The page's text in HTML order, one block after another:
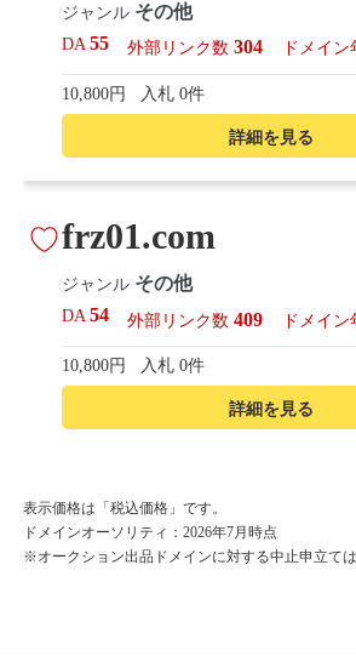
詳細を見る
ジャンル その他
DA55 外部リンク数 304 ドメイン
10,800円 入札 0件
詳細を見る
frz01.com
ジャンル その他
DA54 外部リンク数 409 ドメイン
10,800円 入札 0件
korean-
ジャンルその他
表示価格は「税込価格」です。
ドメインオーソリティ：2026年7月時点
※オークション出品ドメインに対する中止申立ては